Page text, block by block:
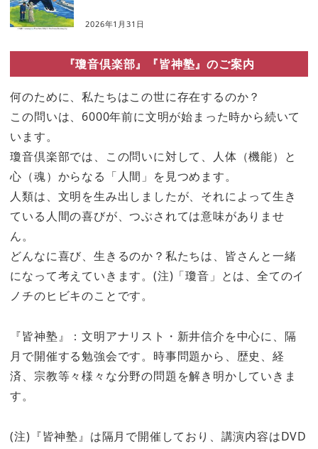
2026年1月31日
『瓊音倶楽部』『皆神塾』のご案内
何のために、私たちはこの世に存在するのか？
この問いは、6000年前に文明が始まった時から続いて
います。
瓊音倶楽部では、この問いに対して、人体（機能）と
心（魂）からなる「人間」を見つめます。
人類は、文明を生み出しましたが、それによって生き
ている人間の喜びが、つぶされては意味がありませ
ん。
どんなに喜び、生きるのか？私たちは、皆さんと一緒
になって考えていきます。(注)「瓊音」とは、全てのイ
ノチのヒビキのことです。
『皆神塾』：文明アナリスト・新井信介を中心に、隔
月で開催する勉強会です。時事問題から、歴史、経
済、宗教等々様々な分野の問題を解き明かしていきま
す。
(注)『皆神塾』は隔月で開催しており、講演内容はDVD